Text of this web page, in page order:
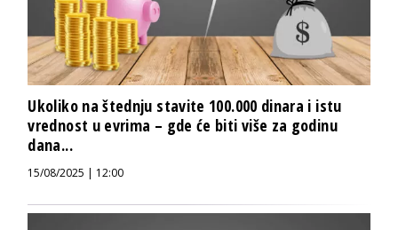
Ukoliko na štednju stavite 100.000 dinara i istu
vrednost u evrima – gde će biti više za godinu
dana...
15/08/2025 | 12:00